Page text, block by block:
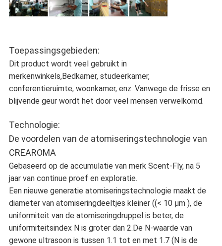
Toepassingsgebieden:
Dit product wordt veel gebruikt in
merkenwinkels,Bedkamer, studeerkamer,
conferentieruimte, woonkamer, enz. Vanwege de frisse en
blijvende geur wordt het door veel mensen verwelkomd.
Technologie:
De voordelen van de atomiseringstechnologie van
CREAROMA
Gebaseerd op de accumulatie van merk Scent-Fly, na 5
jaar van continue proef en exploratie.
Een nieuwe generatie atomiseringstechnologie maakt de
diameter van atomiseringdeeltjes kleiner ((< 10 μm ), de
uniformiteit van de atomiseringdruppel is beter, de
uniformiteitsindex N is groter dan 2.De N-waarde van
gewone ultrasoon is tussen 1.1 tot en met 1.7 (N is de